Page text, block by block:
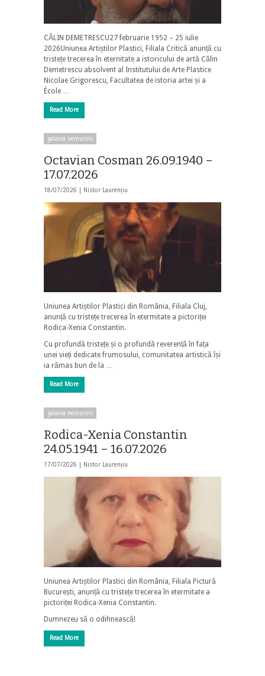
CĂLIN DEMETRESCU27 februarie 1952 – 25 iulie
2026Uniunea Artiștilor Plastici, Filiala Critică anunță cu
tristețe trecerea în eternitate a istoricului de artă Călin
Demetrescu absolvent al Institutului de Arte Plastice
Nicolae Grigorescu, Facultatea de istoria artei și a
École …
Read More
galaxia nemuririi
Octavian Cosman 26.09.1940 –
17.07.2026
18/07/2026 | Nistor Laurențiu
Uniunea Artiștilor Plastici din România, Filiala Cluj,
anunță cu tristețe trecerea în etermitate a pictoriței
Rodica-Xenia Constantin.
Cu profundă tristețe și o profundă reverență în fața
unei vieți dedicate frumosului, comunitatea artistică își
ia rămas bun de la …
Read More
galaxia nemuririi
Rodica-Xenia Constantin
24.05.1941 – 16.07.2026
17/07/2026 | Nistor Laurențiu
Uniunea Artiștilor Plastici din România, Filiala Pictură
București, anunță cu tristețe trecerea în etermitate a
pictoriței Rodica-Xenia Constantin.
Dumnezeu să o odihnească!
Read More